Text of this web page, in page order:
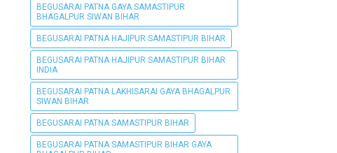
BEGUSARAI PATNA GAYA SAMASTIPUR
BHAGALPUR SIWAN BIHAR
BEGUSARAI PATNA HAJIPUR SAMASTIPUR BIHAR
BEGUSARAI PATNA HAJIPUR SAMASTIPUR BIHAR
INDIA
BEGUSARAI PATNA LAKHISARAI GAYA BHAGALPUR
SIWAN BIHAR
BEGUSARAI PATNA SAMASTIPUR BIHAR
BEGUSARAI PATNA SAMASTIPUR BIHAR GAYA